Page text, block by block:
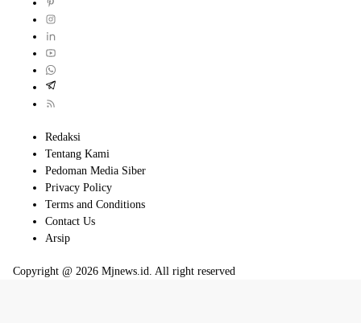
Redaksi
Tentang Kami
Pedoman Media Siber
Privacy Policy
Terms and Conditions
Contact Us
Arsip
Copyright @ 2026 Mjnews.id. All right reserved